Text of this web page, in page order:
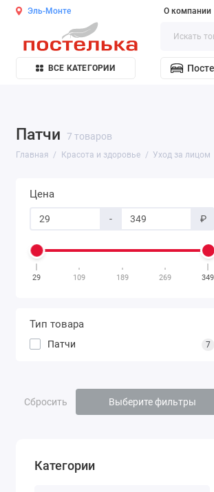
Эль-Монте О компании
ВСЕ КАТЕГОРИИ
Патчи 7 товаров
Главная Красота и здоровье Уход за лицом
Цена
- ₽
29 109 189 269 349
Тип товара
Патчи 7
Сбросить Выберите фильтры
Категории